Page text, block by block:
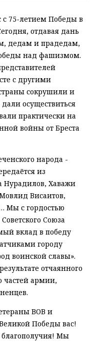
с 75-летием Победы в
отдавая дань
дедам и прадедам,
над фашизмом.
с другими
сокрушили и
осуществиться
практически на
войны от Бреста
народа -
из
Нурадилов, Хаважи
Висаитов,
Мы с гордостью
Союза
вклад в победу
городу
воинской славы».
отчаянного
частей армии,
ВОВ и
Победы вас!
Мы